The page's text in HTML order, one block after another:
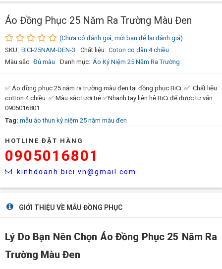
Áo Đồng Phục 25 Năm Ra Trường Màu Đen
(Chưa có đánh giá, mời bạn để lại đánh giá)
SKU: BICI-25NAM-DEN-3 Chất liệu: Coton co dãn 4 chiều
Màu sắc: Đủ màu Danh mục: Áo Kỷ Niệm 25 Năm Ra Trường
✅ Áo đồng phục 25 năm ra trường màu đen tại đồng phục BiCi. ✅ Chất liệu
cotton 4 chiều. ✅ Màu sắc tươi trẻ ✅Nhanh tay liên hệ BiCi để được tư vấn:
0905016801
Tag: mẫu áo thun kỷ niệm 25 năm màu đen
HOTLINE ĐẶT HÀNG
0905016801
kinhdoanh.bici.vn@gmail.com
GIỚI THIỆU VỀ MẪU ĐỒNG PHỤC
Lý Do Bạn Nên Chọn Áo Đồng Phục 25 Năm Ra
Trường Màu Đen